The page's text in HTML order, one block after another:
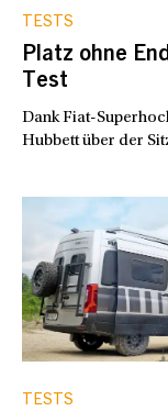
TESTS
Platz ohne
Test
Dank Fiat-
Hubbett über der
TESTS